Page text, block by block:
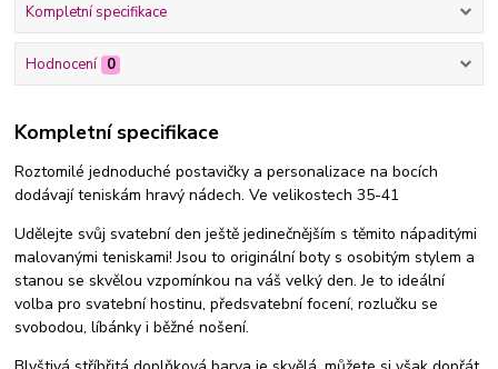
Kompletní specifikace
Hodnocení 0
Kompletní specifikace
Roztomilé jednoduché postavičky a personalizace na bocích
dodávají teniskám hravý nádech. Ve velikostech 35-41
Udělejte svůj svatební den ještě jedinečnějším s těmito nápaditými
malovanými teniskami! Jsou to originální boty s osobitým stylem a
stanou se skvělou vzpomínkou na váš velký den. Je to ideální
volba pro svatební hostinu, předsvatební focení, rozlučku se
svobodou, líbánky i běžné nošení.